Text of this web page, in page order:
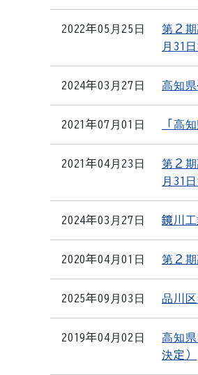
2022年05月25日
第２
月31
2024年03月27日 高知
2021年07月01日 「高
2021年04月23日
第２
月31
2024年03月27日 鏡川
2020年04月01日 第２
2025年09月03日 品川
2019年04月02日
高知
決定）